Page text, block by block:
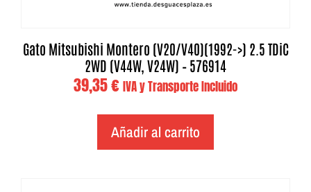
Gato Mitsubishi Montero (V20/V40)(1992->) 2.5 TDiC
2WD (V44W, V24W) – 576914
39,35€ IVA y Transporte Incluido
Añadir al carrito